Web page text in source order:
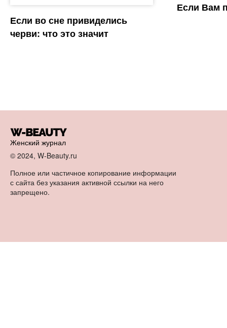
Если во сне привиделись
черви: что это значит
Если Вам
Женский журнал
© 2024, W-Beauty.ru
Полное или частичное копирование информации
с сайта без указания активной ссылки на него
запрещено.